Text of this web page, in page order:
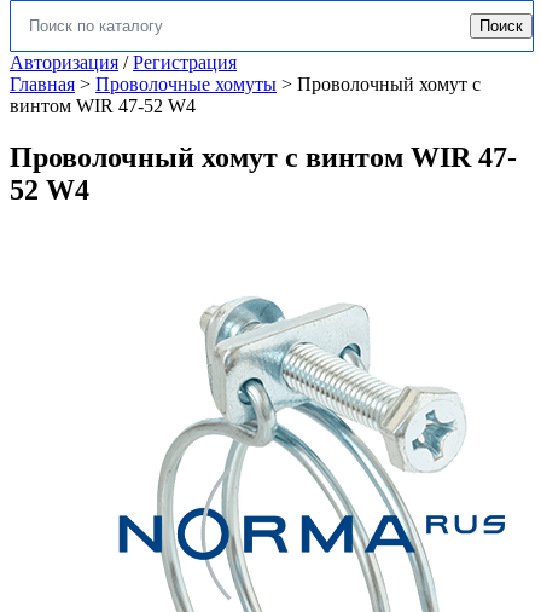
Искать: Поиск
Авторизация /Регистрация
Главная > Проволочные хомуты > Проволочный хомут с
винтом WIR 47-52 W4
Проволочный хомут с винтом WIR 47-
52 W4